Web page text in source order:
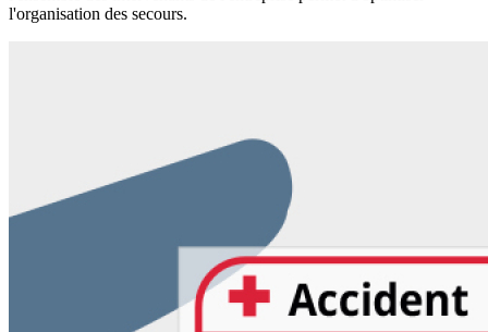
l'organisation des secours.